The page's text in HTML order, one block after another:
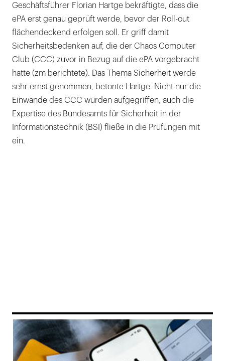
Geschäftsführer Florian Hartge bekräftigte, dass die
ePA erst genau geprüft werde, bevor der Roll-out
flächendeckend erfolgen soll. Er griff damit
Sicherheitsbedenken auf, die der Chaos Computer
Club (CCC) zuvor in Bezug auf die ePA vorgebracht
hatte (zm berichtete). Das Thema Sicherheit werde
sehr ernst genommen, betonte Hartge. Nicht nur die
Einwände des CCC würden aufgegriffen, auch die
Expertise des Bundesamts für Sicherheit in der
Informationstechnik (BSI) fließe in die Prüfungen mit
ein.
169